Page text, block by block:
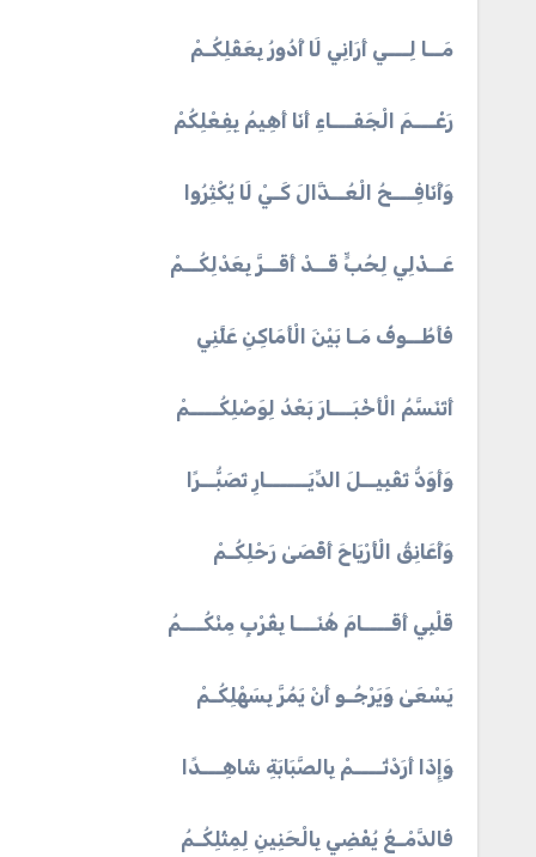
مَــا لِـــي أَرَانِي لَا أُدُورُ بِعَقْلِكُـمْ
رَغْـــمَ الْجَفَـــاءِ أَنَا أَهِيمُ بِفِعْلِكُمْ
وَأُنَافِـــحُ الْعُــذَّالَ كَـيْ لَا يُكْثِرُوا
عَــذْلِي لِحُبٍّ قَــدْ أَقَــرَّ بِعَدْلِكُــمْ
فَأَطُــوفُ مَـا بَيْنَ الْأَمَاكِنِ عَلَّنِي
أَتَنَسَّمُ الْأَخْبَـــارَ بَعْدُ لِوَصْلِكُــــمْ
وَأَوَدُّ تَقْبِيــلَ الدِّيَــــــارِ تَصَبُّــرًا
وَأُعَانِقُ الْأَرْيَاحَ أَقْصَىٰ رَحْلِكُـمْ
قَلْبِي أَقَــــامَ هُنَـــا بِقُرْبٍ مِنْكُـــمُ
يَسْعَىٰ وَيَرْجُـو أَنْ يَمُرَّ بِسَهْلِكُـمْ
وَإِذَا أَرَدْتُــــمْ بِالصَّبَابَةِ شَاهِـــدًا
فَالدَّمْـعُ يُفْضِي بِالْحَنِينِ لِمِثْلِكُـمُ